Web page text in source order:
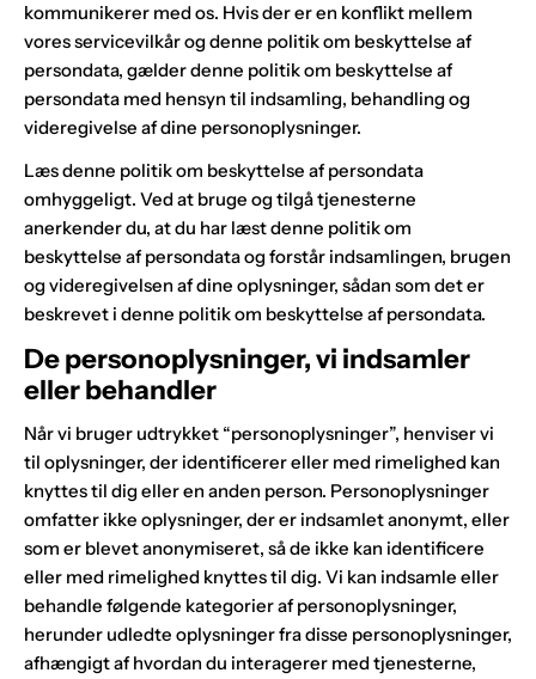
kommunikerer med os. Hvis der er en konflikt mellem
vores servicevilkår og denne politik om beskyttelse af
persondata, gælder denne politik om beskyttelse af
persondata med hensyn til indsamling, behandling og
videregivelse af dine personoplysninger.
Læs denne politik om beskyttelse af persondata
omhyggeligt. Ved at bruge og tilgå tjenesterne
anerkender du, at du har læst denne politik om
beskyttelse af persondata og forstår indsamlingen, brugen
og videregivelsen af dine oplysninger, sådan som det er
beskrevet i denne politik om beskyttelse af persondata.
De personoplysninger, vi indsamler
eller behandler
Når vi bruger udtrykket “personoplysninger”, henviser vi
til oplysninger, der identificerer eller med rimelighed kan
knyttes til dig eller en anden person. Personoplysninger
omfatter ikke oplysninger, der er indsamlet anonymt, eller
som er blevet anonymiseret, så de ikke kan identificere
eller med rimelighed knyttes til dig. Vi kan indsamle eller
behandle følgende kategorier af personoplysninger,
herunder udledte oplysninger fra disse personoplysninger,
afhængigt af hvordan du interagerer med tjenesterne,